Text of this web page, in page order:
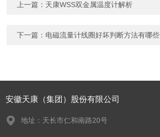
上一篇： 天康WSS双金属温度计解析
下一篇： 电磁流量计线圈好坏判断方法有哪些
安徽天康（集团）股份有限公司
地址：天长市仁和南路20号